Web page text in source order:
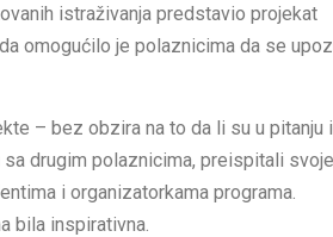
istraživanja predstavio projekat
omogućilo je polaznicima da se
– bez obzira na to da li su u pitanju
drugim polaznicima, preispitali svoje
i organizatorkama programa.
bila inspirativna.